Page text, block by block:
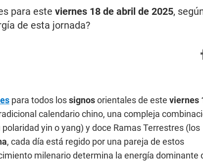
para este viernes 18 de abril de 2025,
de esta jornada?
para todos lossignosorientales de este viernes
calendario chino, una compleja
yin o yang) y doce Ramas Terrestres (los
, cada día está regido por una pareja de estos
milenario determina la energía dominante